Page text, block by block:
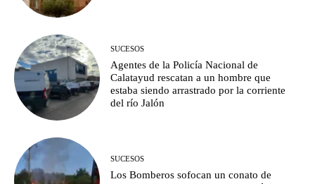
SUCESOS
Agentes de la Policía Nacional de
Calatayud rescatan a un hombre que
estaba siendo arrastrado por la corriente
del río Jalón
SUCESOS
Los Bomberos sofocan un conato de